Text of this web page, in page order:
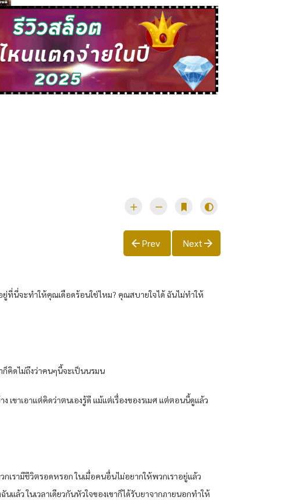
Prev Next
ที่นี่จะทำให้คุณเดือดร้อนใช่ไหม? คุณสบายใจได้ ฉันไม่ทำให้
ก็คิดไม่ถึงว่าคนๆนี้จะเป็นนรมน
ขาเอาแต่คิดว่าตนเองรู้ดี แม้แต่เรื่องของรเมศ แต่ตอนนี้ดูแล้ว
เรามีชีวิตรอดหรอก ในเมื่อคนอื่นไม่อยากให้พวกเราอยู่แล้ว
ล้ว ในเวลาเดียวกันหัวใจของเขาก็ได้รับยาจากภายนอกทำให้